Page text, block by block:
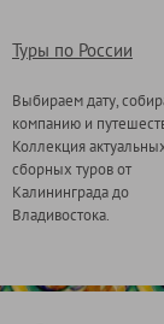
Туры по России
Выбираем дату,
компанию и
Коллекция
сборных туров от
Калининграда до
Владивостока.